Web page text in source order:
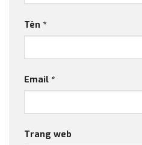
Tên *
Email *
Trang web